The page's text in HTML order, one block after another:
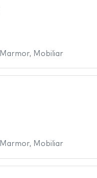
Marmor, Mobiliar
Marmor, Mobiliar